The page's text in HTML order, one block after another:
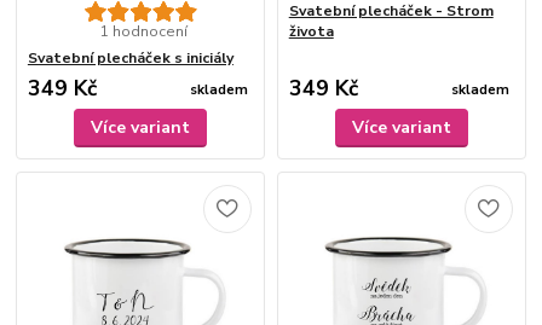
1 hodnocení
Svatební plecháček s iniciály
349 Kč skladem
Více variant
Svatební plecháček - Strom
života
349 Kč skladem
Více variant